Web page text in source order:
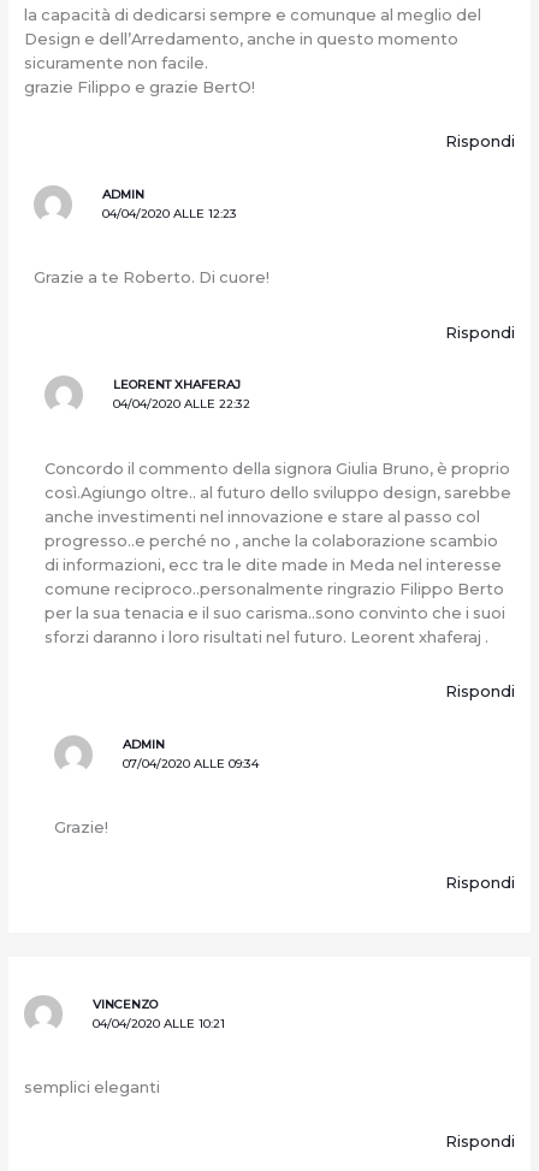
la capacità di dedicarsi sempre e comunque al meglio del
Design e dell’Arredamento, anche in questo momento
sicuramente non facile.
grazie Filippo e grazie BertO!
Rispondi
ADMIN
04/04/2020 ALLE 12:23
Grazie a te Roberto. Di cuore!
Rispondi
LEORENT XHAFERAJ
04/04/2020 ALLE 22:32
Concordo il commento della signora Giulia Bruno, è proprio
così.Agiungo oltre.. al futuro dello sviluppo design, sarebbe
anche investimenti nel innovazione e stare al passo col
progresso..e perché no , anche la colaborazione scambio
di informazioni, ecc tra le dite made in Meda nel interesse
comune reciproco..personalmente ringrazio Filippo Berto
per la sua tenacia e il suo carisma..sono convinto che i suoi
sforzi daranno i loro risultati nel futuro. Leorent xhaferaj .
Rispondi
ADMIN
07/04/2020 ALLE 09:34
Grazie!
Rispondi
VINCENZO
04/04/2020 ALLE 10:21
semplici eleganti
Rispondi